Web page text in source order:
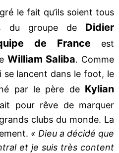
le fait qu’ils soient tous
du groupe de Didier
de France
est
William Saliba. Comme
se lancent dans le foot, le
par le père de Kylian
pour rêve de marquer
clubs du monde. La
« Dieu a décidé que
et je suis très content